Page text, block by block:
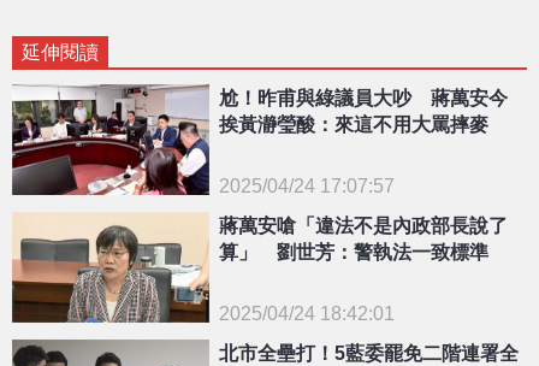
延伸閱讀
{PLAYICON}
尬！昨甫與綠議員大吵 蔣萬安今
挨黃瀞瑩酸：來這不用大罵摔麥
2025/04/24 17:07:57
{PLAYICON}
蔣萬安嗆「違法不是內政部長說了
算」 劉世芳：警執法一致標準
2025/04/24 18:42:01
北市全壘打！5藍委罷免二階連署全